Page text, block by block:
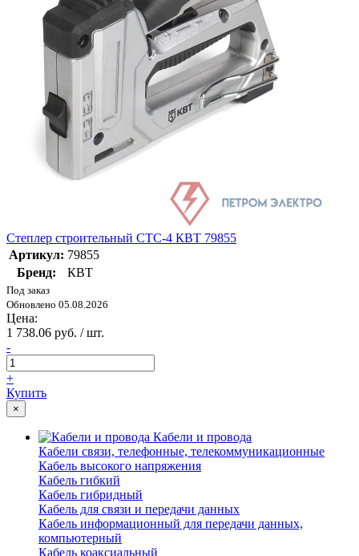
Степлер строительный СТС-4 КВТ 79855
Артикул: 79855
Бренд:
КВТ
Под заказ
Обновлено 05.08.2026
Цена:
1 738.06 руб. / шт.
-
+
Купить
×
Кабели и провода
Кабели связи, телефонные, телекоммуникационные
Кабель высокого напряжения
Кабель гибкий
Кабель гибридный
Кабель для связи и передачи данных
Кабель информационный для передачи данных,
компьютерный
Кабель коаксиальный